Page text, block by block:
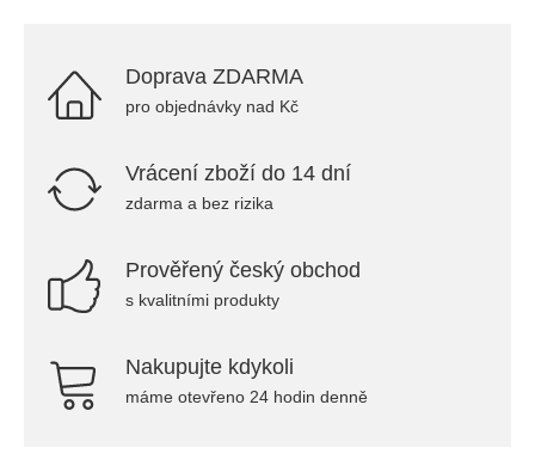
Doprava ZDARMA
pro objednávky nad Kč
Vrácení zboží do 14 dní
zdarma a bez rizika
Prověřený český obchod
s kvalitními produkty
Nakupujte kdykoli
máme otevřeno 24 hodin denně